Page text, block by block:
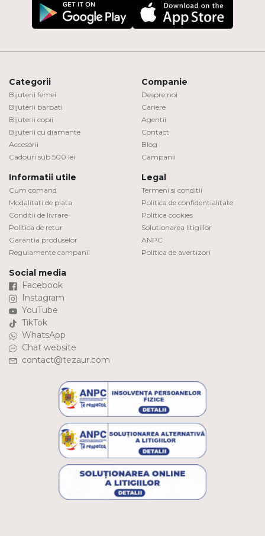
Categorii
Bijuterii femei
Bijuterii barbati
Bijuterii copii
Bijuterii cu diamante
Accesorii
Cadouri sub 500 lei
Companie
Despre noi
Cariere
Agentii
Contact
Blog
Campanii
Informatii utile
Cum comand
Modalitati de plata
Conditii de livrare
Politica de retur
Garantia produselor
Regulamente campanii
Legal
Termeni si conditii
Politica de confidentialitate
Politica cookies
Solutionarea litigiilor
ANPC
Politica de avertizori
Social media
Facebook
Instagram
YouTube
TikTok
WhatsApp
Chat website
contact@tezaur.com